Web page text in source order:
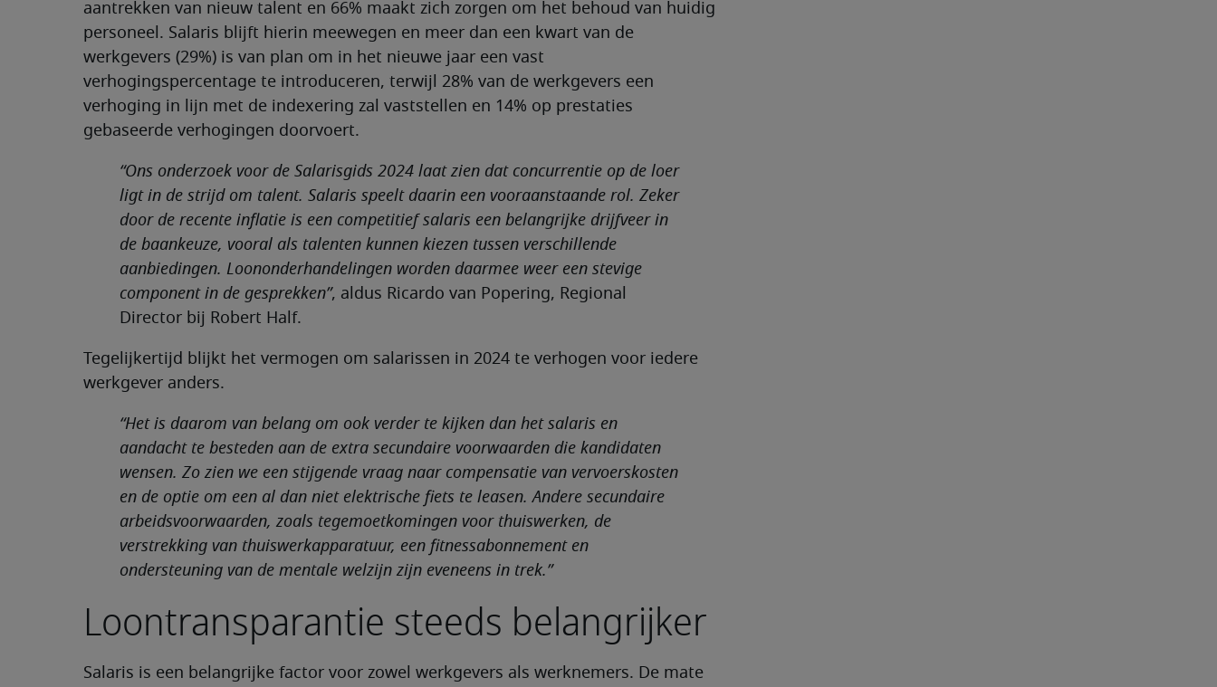
aantrekken van nieuw talent en 66% maakt zich zorgen om het behoud van huidig
personeel. Salaris blijft hierin meewegen en meer dan een kwart van de
werkgevers (29%) is van plan om in het nieuwe jaar een vast
verhogingspercentage te introduceren, terwijl 28% van de werkgevers een
verhoging in lijn met de indexering zal vaststellen en 14% op prestaties
gebaseerde verhogingen doorvoert.
“Ons onderzoek voor de Salarisgids 2024 laat zien dat concurrentie op de loer
ligt in de strijd om talent. Salaris speelt daarin een vooraanstaande rol. Zeker
door de recente inflatie is een competitief salaris een belangrijke drijfveer in
de baankeuze, vooral als talenten kunnen kiezen tussen verschillende
aanbiedingen. Loononderhandelingen worden daarmee weer een stevige
component in de gesprekken”, aldus Ricardo van Popering, Regional
Director bij Robert Half.
Tegelijkertijd blijkt het vermogen om salarissen in 2024 te verhogen voor iedere
werkgever anders.
“Het is daarom van belang om ook verder te kijken dan het salaris en
aandacht te besteden aan de extra secundaire voorwaarden die kandidaten
wensen. Zo zien we een stijgende vraag naar compensatie van vervoerskosten
en de optie om een al dan niet elektrische fiets te leasen. Andere secundaire
arbeidsvoorwaarden, zoals tegemoetkomingen voor thuiswerken, de
verstrekking van thuiswerkapparatuur, een fitnessabonnement en
ondersteuning van de mentale welzijn zijn eveneens in trek.”
Loontransparantie steeds belangrijker
Salaris is een belangrijke factor voor zowel werkgevers als werknemers. De mate